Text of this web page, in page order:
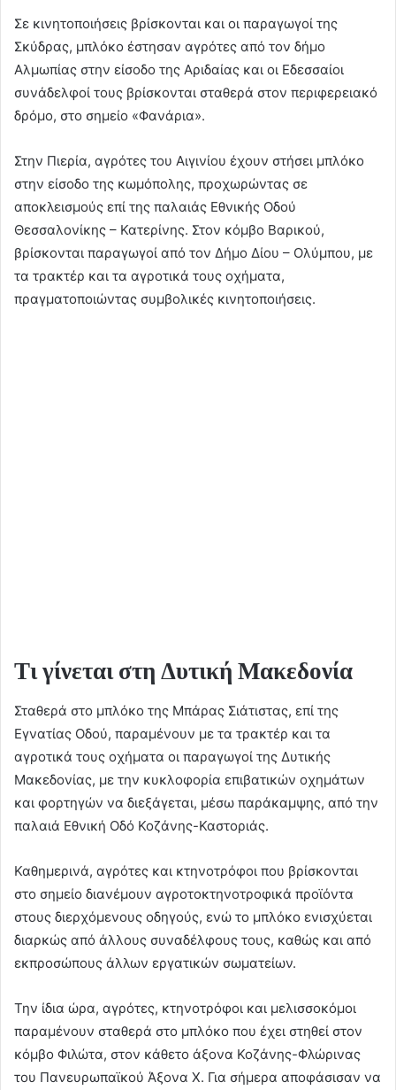
Σε κινητοποιήσεις βρίσκονται και οι παραγωγοί της
Σκύδρας, μπλόκο έστησαν αγρότες από τον δήμο
Αλμωπίας στην είσοδο της Αριδαίας και οι Εδεσσαίοι
συνάδελφοί τους βρίσκονται σταθερά στον περιφερειακό
δρόμο, στο σημείο «Φανάρια».
Στην Πιερία, αγρότες του Αιγινίου έχουν στήσει μπλόκο
στην είσοδο της κωμόπολης, προχωρώντας σε
αποκλεισμούς επί της παλαιάς Εθνικής Οδού
Θεσσαλονίκης – Κατερίνης. Στον κόμβο Βαρικού,
βρίσκονται παραγωγοί από τον Δήμο Δίου – Ολύμπου, με
τα τρακτέρ και τα αγροτικά τους οχήματα,
πραγματοποιώντας συμβολικές κινητοποιήσεις.
Τι γίνεται στη Δυτική Μακεδονία
Σταθερά στο μπλόκο της Μπάρας Σιάτιστας, επί της
Εγνατίας Οδού, παραμένουν με τα τρακτέρ και τα
αγροτικά τους οχήματα οι παραγωγοί της Δυτικής
Μακεδονίας, με την κυκλοφορία επιβατικών οχημάτων
και φορτηγών να διεξάγεται, μέσω παράκαμψης, από την
παλαιά Εθνική Οδό Κοζάνης-Καστοριάς.
Καθημερινά, αγρότες και κτηνοτρόφοι που βρίσκονται
στο σημείο διανέμουν αγροτοκτηνοτροφικά προϊόντα
στους διερχόμενους οδηγούς, ενώ το μπλόκο ενισχύεται
διαρκώς από άλλους συναδέλφους τους, καθώς και από
εκπροσώπους άλλων εργατικών σωματείων.
Την ίδια ώρα, αγρότες, κτηνοτρόφοι και μελισσοκόμοι
παραμένουν σταθερά στο μπλόκο που έχει στηθεί στον
κόμβο Φιλώτα, στον κάθετο άξονα Κοζάνης-Φλώρινας
του Πανευρωπαϊκού Άξονα Χ. Για σήμερα αποφάσισαν να